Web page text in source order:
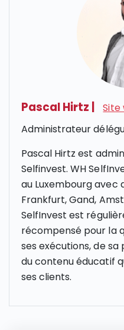
Pascal Hirtz
Site
Administrateur
Pascal Hirtz est
Selfinvest. WH
au Luxembourg avec
Frankfurt, Gand,
SelfInvest est
récompensé pour la
ses exécutions, de
du contenu éducatif
ses clients.